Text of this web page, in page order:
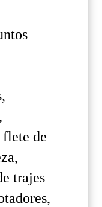
flete de
trajes